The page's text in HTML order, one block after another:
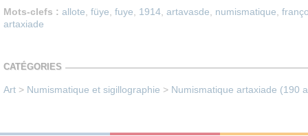
Mots-clefs : allote füye fuye 1914 artavasde numismatique
artaxiade
CATÉGORIES
Art > Numismatique et sigillographie > Numismatique artaxiade (190